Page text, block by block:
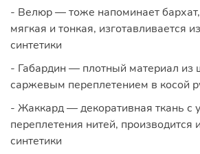
- Велюр — тоже напоминает
мягкая и тонкая, изготавливается
синтетики
- Габардин — плотный материал из
саржевым переплетением в косой
- Жаккард — декоративная ткань с
переплетения нитей, производится
синтетики